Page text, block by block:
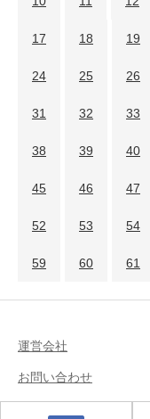
17 18 19
24 25 26
31 32 33
38 39 40
45 46 47
52 53 54
59 60 61
運営会社
お問い合わせ